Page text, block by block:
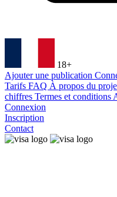
18+
Ajouter une publication
Tarifs FAQ À propos du
chiffres Termes et conditions
Connexion
Inscription
Contact